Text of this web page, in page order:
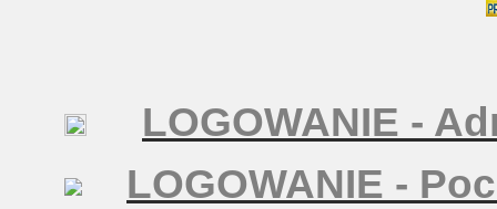
LOGOWANIE -
LOGOWANIE -